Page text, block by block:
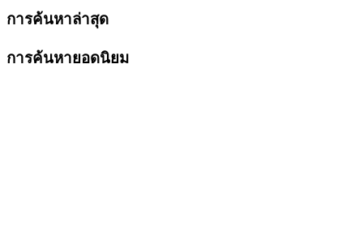
การค้นหาล่าสุด
การค้นหายอดนิยม